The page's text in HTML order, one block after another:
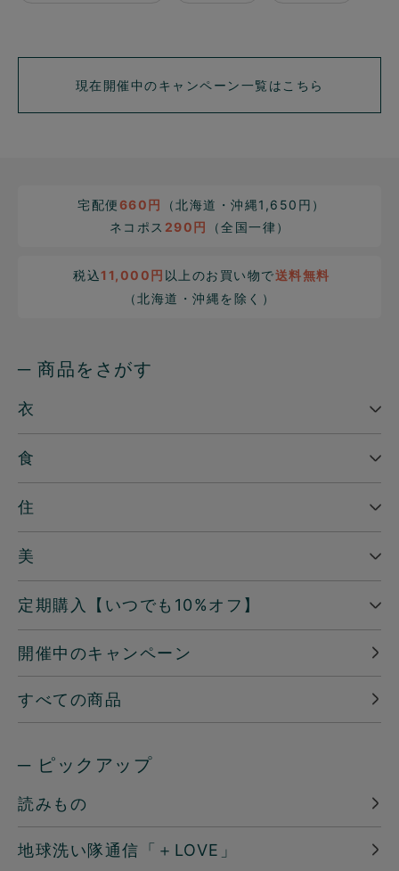
現在開催中のキャンペーン一覧はこちら
宅配便660円
（北海道・沖縄1,650円）
ネコポス 290円 （全国一律）
税込11,000円 以上のお買い物で送料無料
（北海道・沖縄を除く）
─ 商品をさがす
衣
食
住
美
定期購入【いつでも10%オフ】
開催中のキャンペーン
すべての商品
─ ピックアップ
読みもの
地球洗い隊通信「＋LOVE」